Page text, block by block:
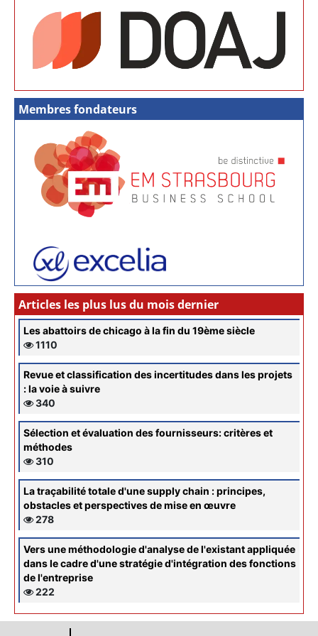
Membres fondateurs
Articles les plus lus du mois dernier
Les abattoirs de chicago à la fin du 19ème siècle
1110
Revue et classification des incertitudes dans les projets
: la voie à suivre
340
Sélection et évaluation des fournisseurs: critères et
méthodes
310
La traçabilité totale d'une supply chain : principes,
obstacles et perspectives de mise en œuvre
278
Vers une méthodologie d'analyse de l'existant appliquée
dans le cadre d'une stratégie d'intégration des fonctions
de l'entreprise
222